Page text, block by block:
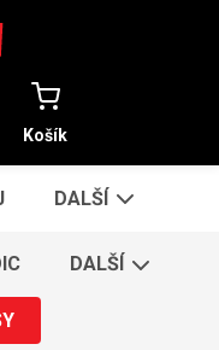
Košík
DALŠÍ
DALŠÍ